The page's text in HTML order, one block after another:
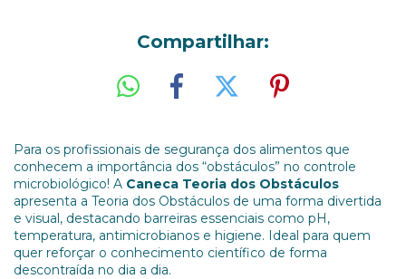
Compartilhar:
Para os profissionais de segurança dos alimentos que
conhecem a importância dos “obstáculos” no controle
microbiológico! A Caneca Teoria dos Obstáculos
apresenta a Teoria dos Obstáculos de uma forma divertida
e visual, destacando barreiras essenciais como pH,
temperatura, antimicrobianos e higiene. Ideal para quem
quer reforçar o conhecimento científico de forma
descontraída no dia a dia.